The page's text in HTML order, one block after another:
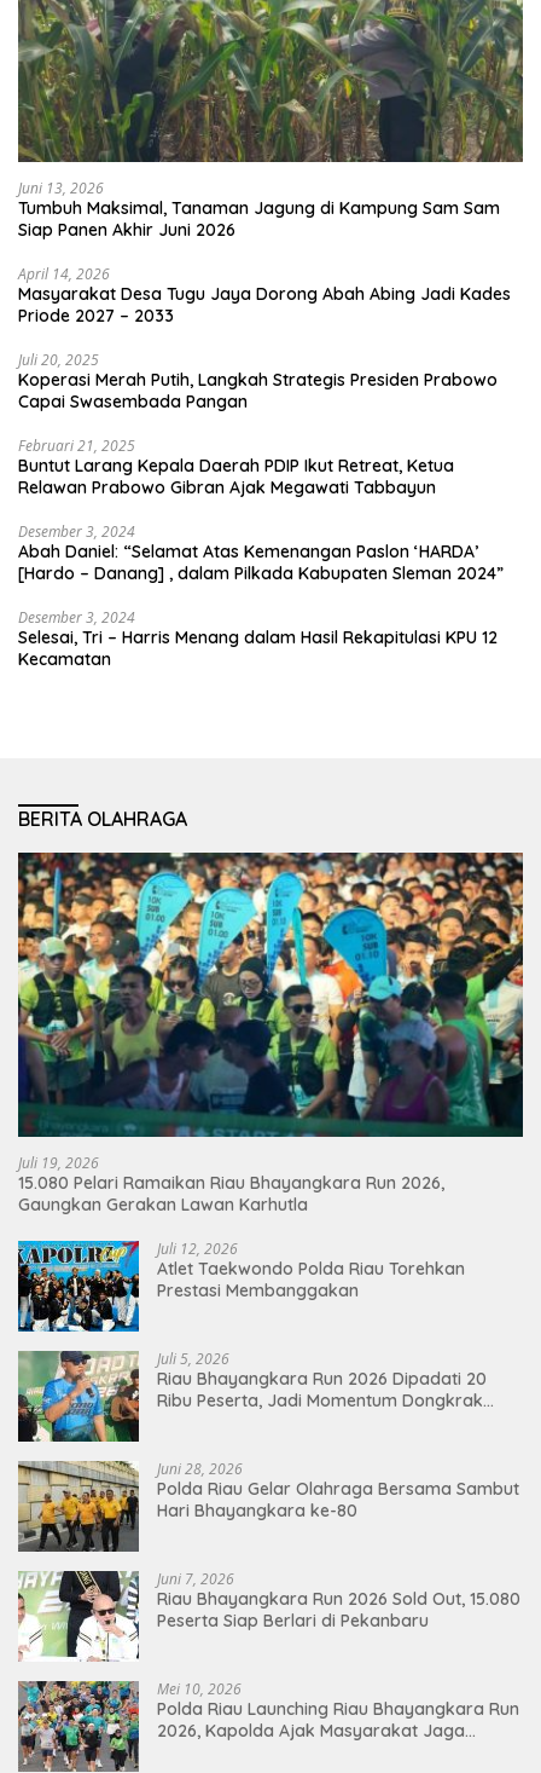
Juni 13, 2026
Tumbuh Maksimal, Tanaman Jagung di Kampung Sam Sam
Siap Panen Akhir Juni 2026
April 14, 2026
Masyarakat Desa Tugu Jaya Dorong Abah Abing Jadi Kades
Priode 2027 – 2033
Juli 20, 2025
Koperasi Merah Putih, Langkah Strategis Presiden Prabowo
Capai Swasembada Pangan
Februari 21, 2025
Buntut Larang Kepala Daerah PDIP Ikut Retreat, Ketua
Relawan Prabowo Gibran Ajak Megawati Tabbayun
Desember 3, 2024
Abah Daniel: “Selamat Atas Kemenangan Paslon ‘HARDA’
[Hardo – Danang] , dalam Pilkada Kabupaten Sleman 2024”
Desember 3, 2024
Selesai, Tri – Harris Menang dalam Hasil Rekapitulasi KPU 12
Kecamatan
BERITA OLAHRAGA
Juli 19, 2026
15.080 Pelari Ramaikan Riau Bhayangkara Run 2026,
Gaungkan Gerakan Lawan Karhutla
Juli 12, 2026
Atlet Taekwondo Polda Riau Torehkan
Prestasi Membanggakan
Juli 5, 2026
Riau Bhayangkara Run 2026 Dipadati 20
Ribu Peserta, Jadi Momentum Dongkrak
Juni 28, 2026
Polda Riau Gelar Olahraga Bersama Sambut
Hari Bhayangkara ke-80
Juni 7, 2026
Riau Bhayangkara Run 2026 Sold Out, 15.080
Peserta Siap Berlari di Pekanbaru
Mei 10, 2026
Polda Riau Launching Riau Bhayangkara Run
2026, Kapolda Ajak Masyarakat Jaga